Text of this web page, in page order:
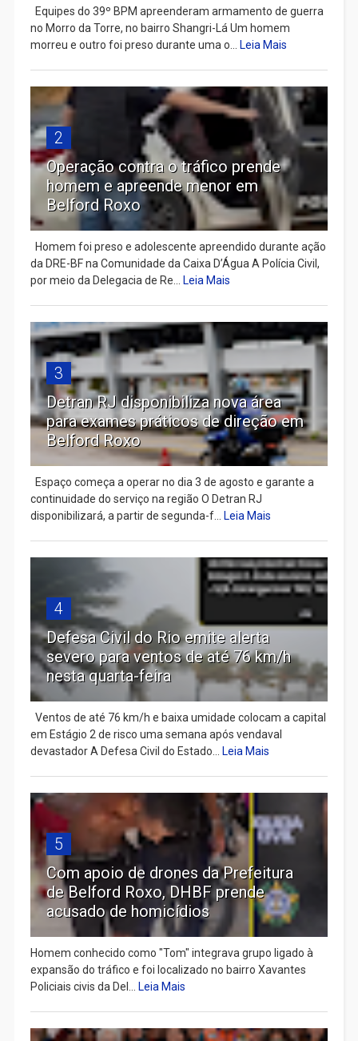
Equipes do 39º BPM apreenderam armamento de guerra
no Morro da Torre, no bairro Shangri-Lá Um homem
morreu e outro foi preso durante uma o... Leia Mais
2
Operação contra o tráfico prende
homem e apreende menor em
Belford Roxo
Homem foi preso e adolescente apreendido durante ação
da DRE-BF na Comunidade da Caixa D’Água A Polícia Civil,
por meio da Delegacia de Re... Leia Mais
3
Detran RJ disponibiliza nova área
para exames práticos de direção em
Belford Roxo
Espaço começa a operar no dia 3 de agosto e garante a
continuidade do serviço na região O Detran RJ
disponibilizará, a partir de segunda-f... Leia Mais
4
Defesa Civil do Rio emite alerta
severo para ventos de até 76 km/h
nesta quarta-feira
Ventos de até 76 km/h e baixa umidade colocam a capital
em Estágio 2 de risco uma semana após vendaval
devastador A Defesa Civil do Estado... Leia Mais
5
Com apoio de drones da Prefeitura
de Belford Roxo, DHBF prende
acusado de homicídios
Homem conhecido como "Tom" integrava grupo ligado à
expansão do tráfico e foi localizado no bairro Xavantes
Policiais civis da Del... Leia Mais